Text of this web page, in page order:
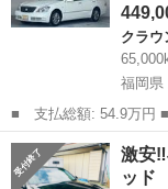
クラウ
福岡県
■ 支払総額: 54.9万円 ■ 車両本体価格： 449,000 円 ■ メーカー
名： トヨタ ■ 車種
ルーン プレミアムエ
タート ＨＤ...
福岡 宗像市 ク
激安
ッド